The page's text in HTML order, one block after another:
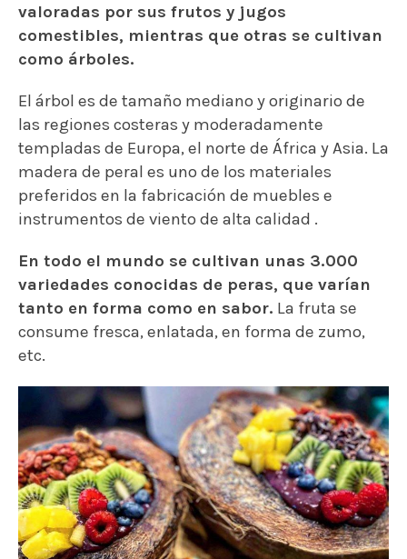
valoradas por sus frutos y jugos
comestibles, mientras que otras se cultivan
como árboles.
El árbol es de tamaño mediano y originario de
las regiones costeras y moderadamente
templadas de Europa, el norte de África y Asia. La
madera de peral es uno de los materiales
preferidos en la fabricación de muebles e
instrumentos de viento de alta calidad .
En todo el mundo se cultivan unas 3.000
variedades conocidas de peras, que varían
tanto en forma como en sabor. La fruta se
consume fresca, enlatada, en forma de zumo,
etc.